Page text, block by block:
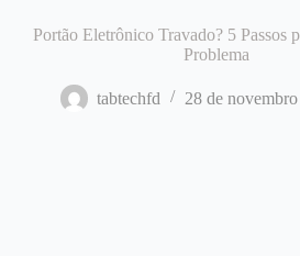
Portão Eletrônico Travado? 5 Passos
Problema
tabtechfd 28 de